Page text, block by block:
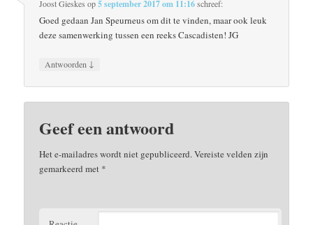
Joost Gieskes op5 september 2017 om 11:16schreef:
Goed gedaan Jan Speurneus om dit te vinden, maar ook leuk
deze samenwerking tussen een reeks Cascadisten! JG
Antwoorden ↓
Geef een antwoord
Het e-mailadres wordt niet gepubliceerd. Vereiste velden zijn
gemarkeerd met *